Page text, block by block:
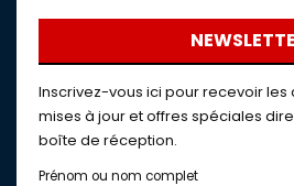
Inscrivez-vous ici pour recevoir les
mises à jour et offres spéciales
boîte de réception.
Prénom ou nom complet